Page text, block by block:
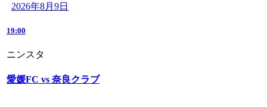
2026年8月9日
19:00
ニンスタ
愛媛FC vs 奈良クラブ